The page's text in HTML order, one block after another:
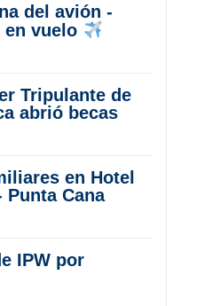
del avión -
en vuelo
Tripulante de
abrió becas
en Hotel
Punta Cana
IPW por